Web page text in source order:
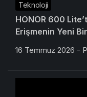
Teknoloji
HONOR 600
Erişmenin Yeni
16 Temmuz 2026 -